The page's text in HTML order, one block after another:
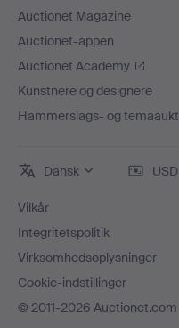
Auctionet Magazine
Auctionet-appen
Auctionet Academy
Kunstnere og designere
Hammerslags- og
Dansk USD
Vilkår
Integritetspolitik
Virksomhedsoplysninger
Cookie-indstillinger
© 2011-2026 Auctionet.com